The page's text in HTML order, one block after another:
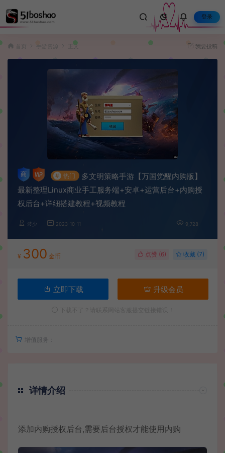
登录
手游资源 正文 我要投稿
# 热门
多文明策略手游【万国觉醒内购版】
最新整理Linux商业手工服务端+安卓+运营后台+内购授
权后台+详细搭建教程+视频教程
波少 2023-10-11 9,728
¥ 300 金币 点赞 (6) 收藏 (7)
立即下载 升级会员
增值服务：
详情介绍
添加内购授权后台,需要后台授权才能使用内购